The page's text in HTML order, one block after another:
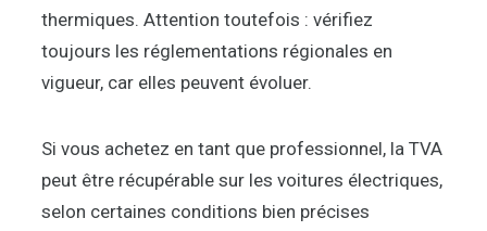
thermiques. Attention toutefois : vérifiez
toujours les réglementations régionales en
vigueur, car elles peuvent évoluer.
Si vous achetez en tant que professionnel, la TVA
peut être récupérable sur les voitures électriques,
selon certaines conditions bien précises